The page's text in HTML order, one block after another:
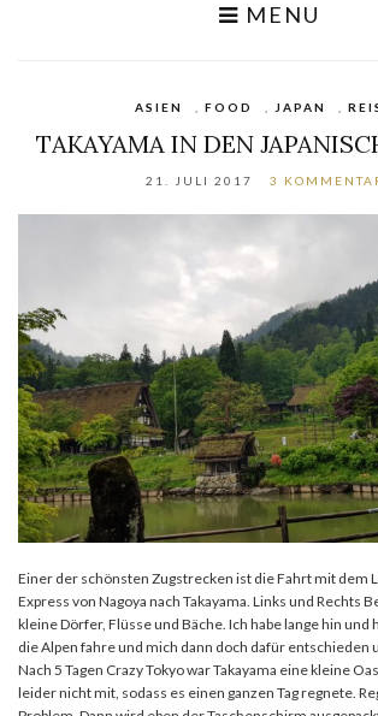
MENU
ASIEN FOOD JAPAN
TAKAYAMA IN DEN
21. JULI 2017 3
Einer der schönsten Zugstrecken ist die Fahrt mit dem
Express von Nagoya nach Takayama. Links und Rechts
kleine Dörfer, Flüsse und Bäche. Ich habe lange hin und
die Alpen fahre und mich dann doch dafür entschieden
Nach 5 Tagen Crazy Tokyo war Takayama eine kleine
leider nicht mit, sodass es einen ganzen Tag regnete.